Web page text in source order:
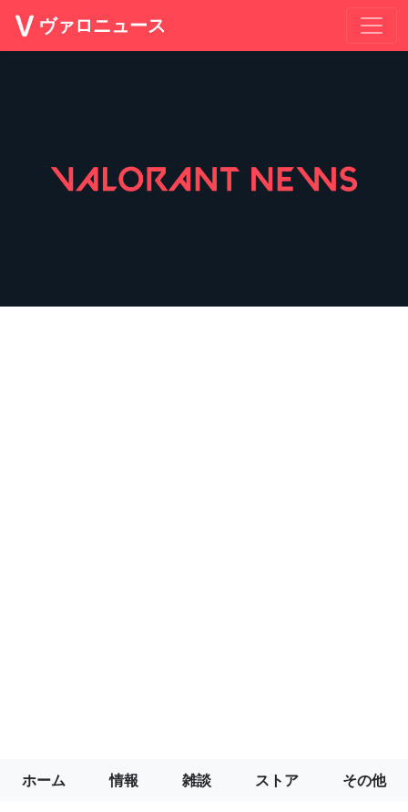
ヴァロニュース
ホーム 情報 雑談 ストア その他